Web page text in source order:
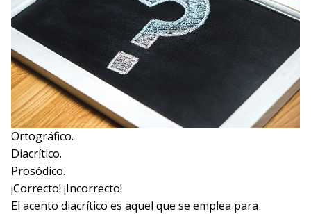
Ortográfico.
Diacrítico.
Prosódico.
¡Correcto! ¡Incorrecto!
El acento diacrítico es aquel que se emplea para